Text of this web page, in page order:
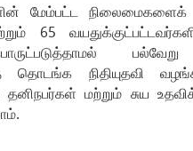
மேம்பட்ட நிலைமைகளைக்
65
நிதியுதவி
மற்றும் சுய